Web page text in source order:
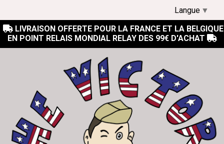
 LIVRAISON OFFERTE POUR LA FRANCE ET LA BELGIQUE
EN POINT RELAIS MONDIAL RELAY DES 99€ D'ACHAT 
Langue ▼